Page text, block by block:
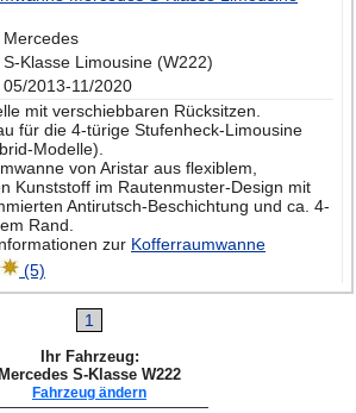
Mercedes
S-Klasse Limousine (W222)
05/2013-11/2020
mit verschiebbaren Rücksitzen.
für die 4-türige Stufenheck-Limousine
Modelle).
von Aristar aus flexiblem,
Kunststoff im Rautenmuster-Design mit
Antirutsch-Beschichtung und ca. 4-
Rand.
zur Kofferraumwanne
(5)
1
Ihr Fahrzeug:
Mercedes S-Klasse W222
Fahrzeug ändern